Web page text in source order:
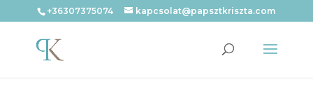
+36307375074 kapcsolat@papsztkriszta.com